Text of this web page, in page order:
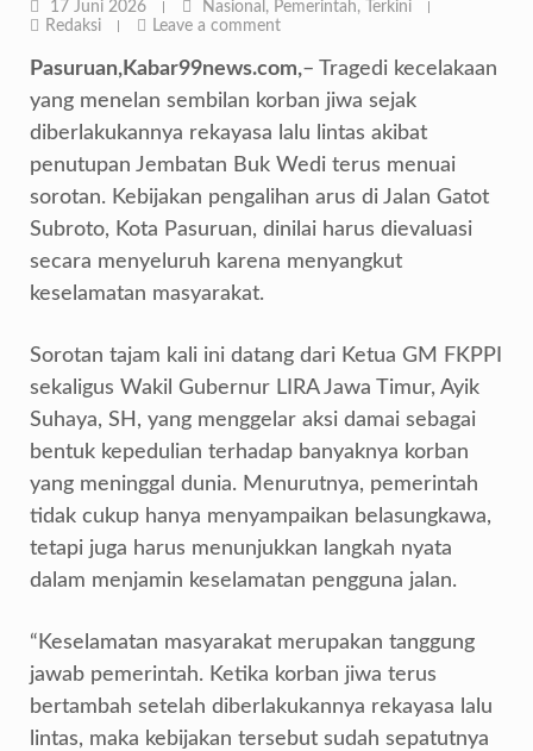
17 Juni 2026 Nasional , Pemerintah,
Terkini
Redaksi
Leave a comment
Pasuruan,Kabar99news.com,– Tragedi kecelakaan
yang menelan sembilan korban jiwa sejak
diberlakukannya rekayasa lalu lintas akibat
penutupan Jembatan Buk Wedi terus menuai
sorotan. Kebijakan pengalihan arus di Jalan Gatot
Subroto, Kota Pasuruan, dinilai harus dievaluasi
secara menyeluruh karena menyangkut
keselamatan masyarakat.
Sorotan tajam kali ini datang dari Ketua GM FKPPI
sekaligus Wakil Gubernur LIRA Jawa Timur, Ayik
Suhaya, SH, yang menggelar aksi damai sebagai
bentuk kepedulian terhadap banyaknya korban
yang meninggal dunia. Menurutnya, pemerintah
tidak cukup hanya menyampaikan belasungkawa,
tetapi juga harus menunjukkan langkah nyata
dalam menjamin keselamatan pengguna jalan.
“Keselamatan masyarakat merupakan tanggung
jawab pemerintah. Ketika korban jiwa terus
bertambah setelah diberlakukannya rekayasa lalu
lintas, maka kebijakan tersebut sudah sepatutnya